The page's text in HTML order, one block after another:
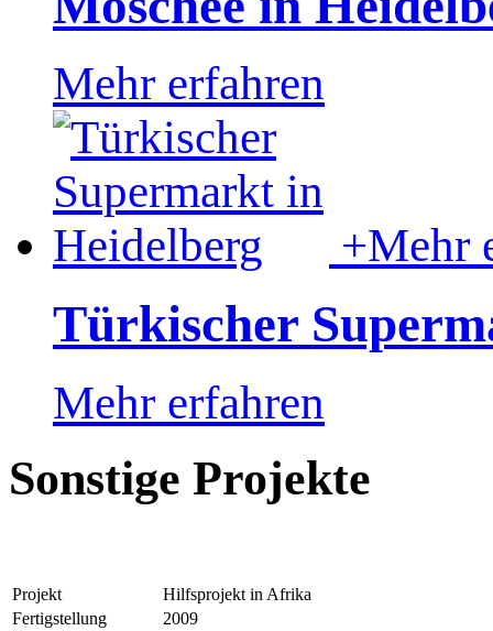
Mehr erfahren
+Mehr
Türkischer
Mehr erfahren
Sonstige Projekte
Projekt
Hilfsprojekt in Afrika
Fertigstellung
2009